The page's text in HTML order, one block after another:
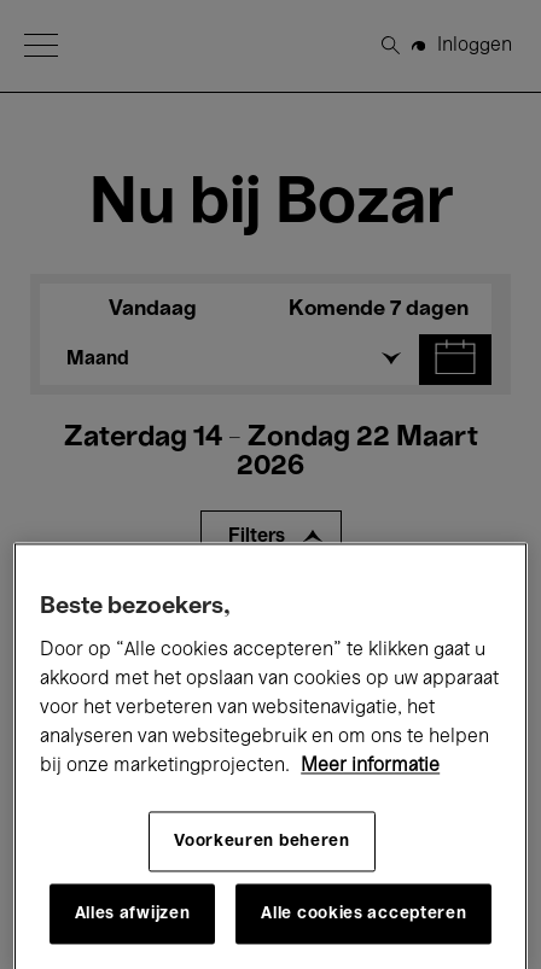
Open Menu
Zoeken
Inloggen
Nu bij Bozar
Vandaag Komende 7 dagen
Maand
Zaterdag 14 - Zondag 22 Maart
2026
Filters
Alle evenementen
Tentoonstellingen Films
Lezingen & Debatten
Elektronische Muziek
Beste bezoekers,
Door op “Alle cookies accepteren” te klikken gaat u
akkoord met het opslaan van cookies op uw apparaat
voor het verbeteren van websitenavigatie, het
analyseren van websitegebruik en om ons te helpen
bij onze marketingprojecten.
Meer informatie
Voorkeuren beheren
Alles afwijzen Alle cookies accepteren